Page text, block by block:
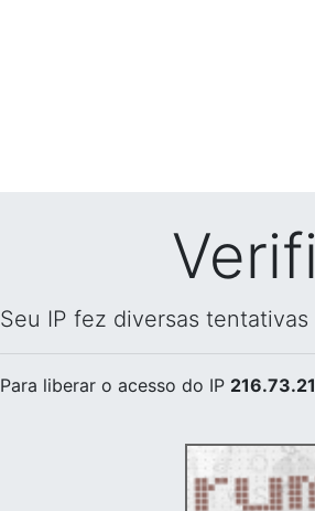
Seu IP fez diversas
Para liberar o acesso do IP